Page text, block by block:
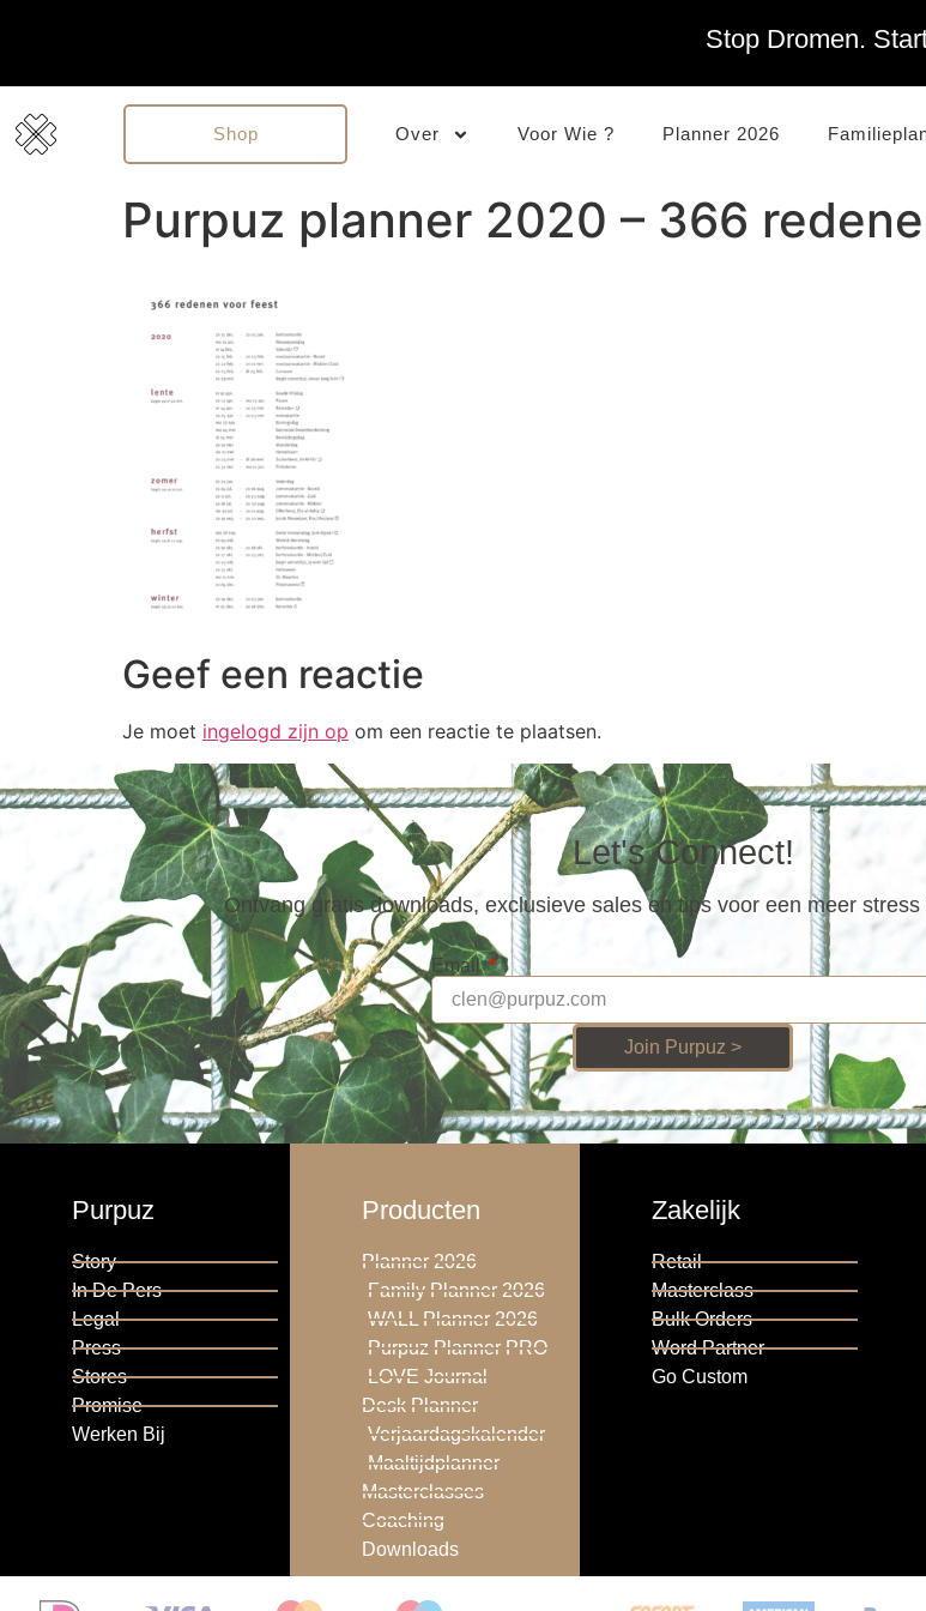
Stop Dromen.
Shop Over Voor Wie ? Planner 2026
Purpuz planner 2020 – 366
Geef een reactie
Je moet ingelogd zijn op om een reactie te plaatsen.
Let's Connect!
Ontvang gratis downloads, exclusieve sales en tips voor een meer
Email
Join Purpuz >
Purpuz
Story
In De Pers
Legal
Press
Stores
Promise
Werken Bij
Producten
Planner 2026
Family Planner 2026
WALL Planner 2026
Purpuz Planner PRO
LOVE Journal
Desk Planner
Verjaardagskalender
Maaltijdplanner
Masterclasses
Coaching
Downloads
Zakelijk
Retail
Masterclass
Bulk Orders
Word Partner
Go Custom